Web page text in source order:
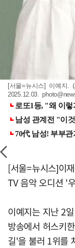
[서울=뉴시스] 이예지.
2025.12.03.
[서울=뉴시스]이
TV 음악 오디션 '
이예지는 지난 2
방송에서 허스키
길'을 불러 1위를